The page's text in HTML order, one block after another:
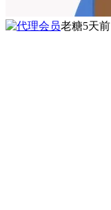
老糖5天前